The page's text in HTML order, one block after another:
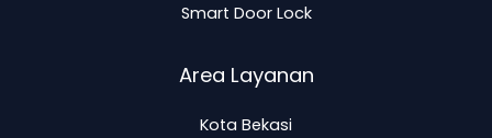
Smart Door Lock
Area Layanan
Kota Bekasi